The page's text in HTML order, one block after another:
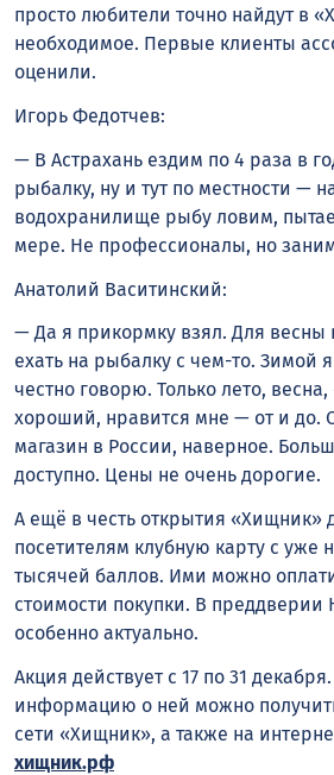
просто любители точно найдут в
необходимое. Первые клиенты
оценили.
Игорь Федотчев:
— В Астрахань ездим по 4 раза в
рыбалку, ну и тут по местности —
водохранилище рыбу ловим,
мере. Не профессионалы, но
Анатолий Васитинский:
— Да я прикормку взял. Для весны
ехать на рыбалку с чем-то. Зимой
честно говорю. Только лето,
хороший, нравится мне — от и до.
магазин в России, наверное.
доступно. Цены не очень дорогие.
А ещё в честь открытия «Хищник»
посетителям клубную карту с уже
тысячей баллов. Ими можно
стоимости покупки. В преддверии
особенно актуально.
Акция действует с 17 по 31
информацию о ней можно
сети «Хищник», а также на
хищник.рф